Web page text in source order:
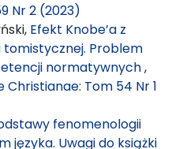
Nr 2 (2023)
Efekt Knobe’a z
Problem
normatywnych,
Christianae: Tom 54 Nr 1
fenomenologii
języka. Uwagi do książki